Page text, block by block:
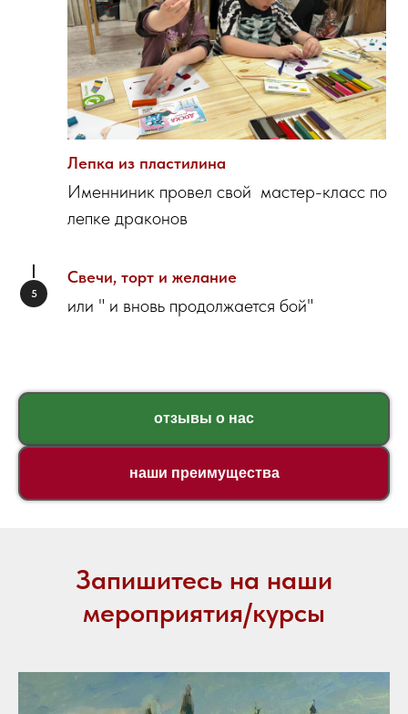
Лепка из пластилина
Именниник провел свой мастер-класс по
лепке драконов
Свечи, торт и желание
или " и вновь продолжается бой"
отзывы о нас
наши преимущества
Запишитесь на наши
мероприятия/курсы